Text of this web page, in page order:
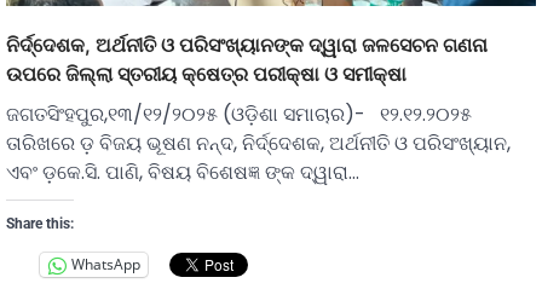
ନିର୍ଦ୍ଦେଶକ, ଅର୍ଥନୀତି ଓ ପରିସଂଖ୍ୟାନଙ୍କ ଦ୍ୱାରା ଜଳସେଚନ ଗଣନା
ଉପରେ ଜିଲ୍ଲା ସ୍ତରୀୟ କ୍ଷେତ୍ର ପରୀକ୍ଷା ଓ ସମୀକ୍ଷା
ଜଗତସିଂହପୁର,୧୩/୧୨/୨୦୨୫ (ଓଡ଼ିଶା ସମାଚାର)- ୧୨.୧୨.୨୦୨୫
ତାରିଖରେ ଡ଼ ବିଜୟ ଭୂଷଣ ନନ୍ଦ, ନିର୍ଦ୍ଦେଶକ, ଅର୍ଥନୀତି ଓ ପରିସଂଖ୍ୟାନ,
ଏବଂ ଡ଼କେ.ସି. ପାଣି, ବିଷୟ ବିଶେଷଜ୍ଞ ଙ୍କ ଦ୍ୱାରା…
Share this:
WhatsApp